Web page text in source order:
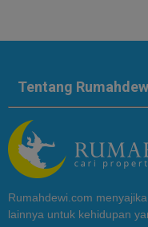
Tentang
Rumahdewi.com
lainnya untuk kehidupan